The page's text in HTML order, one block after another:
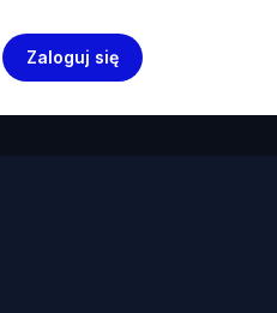
Zaloguj się